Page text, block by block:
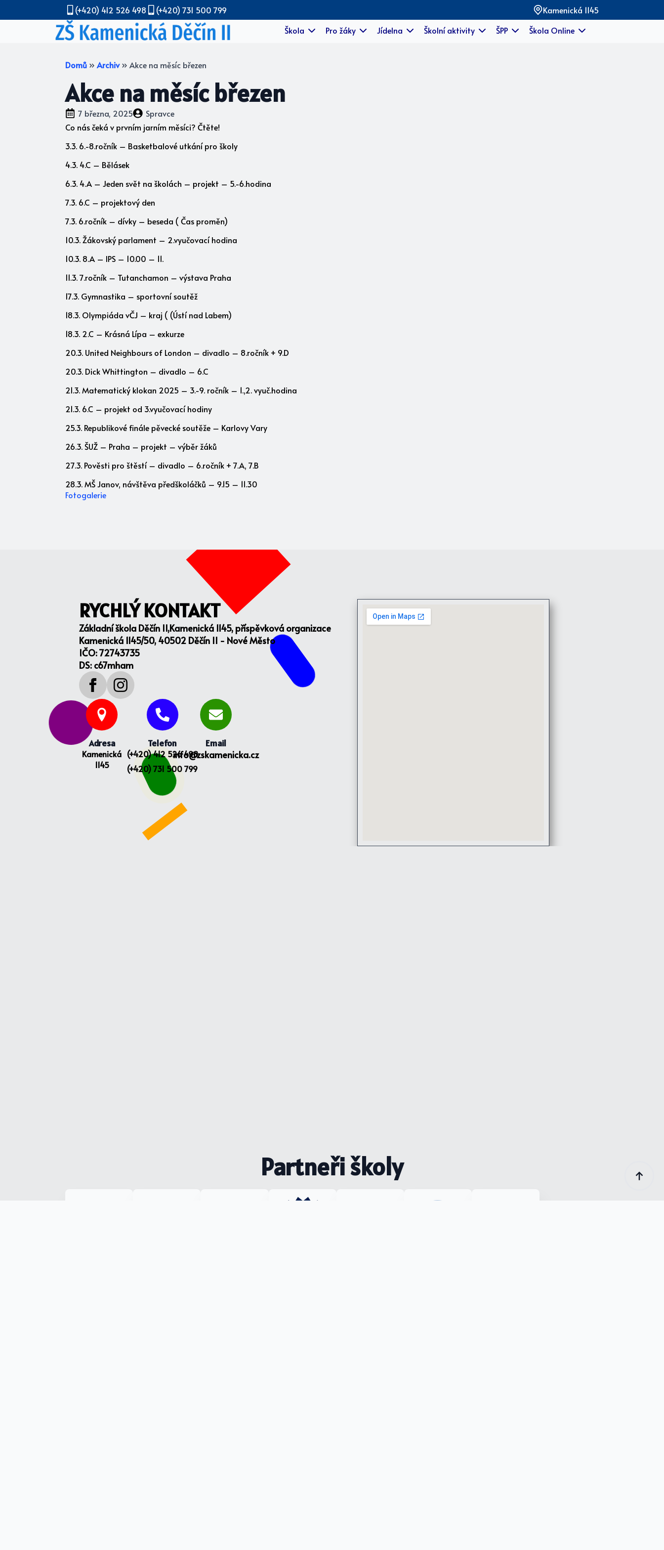
(+420) 412 526 498 (+420) 731 500 799
Kamenická 1145
Škola
Pro žáky Jídelna Školní aktivity ŠPP Škola Online
Domů » Archiv » Akce na měsíc březen
Akce na měsíc březen
7 března, 2025
Spravce
Co nás čeká v prvním jarním měsíci? Čtěte!
3.3. 6.-8.ročník – Basketbalové utkání pro školy
4.3. 4.C – Bělásek
6.3. 4.A – Jeden svět na školách – projekt – 5.-6.hodina
7.3. 6.C – projektový den
7.3. 6.ročník – dívky – beseda ( Čas proměn)
10.3. Žákovský parlament – 2.vyučovací hodina
10.3. 8.A – IPS – 10.00 – 11.
11.3. 7.ročník – Tutanchamon – výstava Praha
17.3. Gymnastika – sportovní soutěž
18.3. Olympiáda vČJ – kraj ( (Ústí nad Labem)
18.3. 2.C – Krásná Lípa – exkurze
20.3. United Neighbours of London – divadlo – 8.ročník + 9.D
20.3. Dick Whittington – divadlo – 6.C
21.3. Matematický klokan 2025 – 3.-9. ročník – 1.,2. vyuč.hodina
21.3. 6.C – projekt od 3.vyučovací hodiny
25.3. Republikové finále pěvecké soutěže – Karlovy Vary
26.3. ŠUŽ – Praha – projekt – výběr žáků
27.3. Pověsti pro štěstí – divadlo – 6.ročník + 7.A, 7.B
28.3. MŠ Janov, návštěva předškoláčků – 9.15 – 11.30
Fotogalerie
RYCHLÝ KONTAKT
Základní škola Děčín II,Kamenická 1145, příspěvková organizace
Kamenická 1145/50, 40502 Děčín II - Nové Město
IČO: 72743735
DS: c67mham
Adresa
Kamenická
1145
Telefon
(+420) 412 526 498
(+420) 731 500 799
Email
info@zskamenicka.cz
Partneři školy